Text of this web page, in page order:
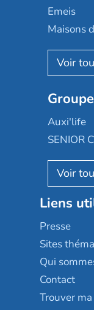
Domusvi
Happy
Aquarelia
Nexity
Les
Occitalia
Reseda
Stella
Les
Sérénys
Emeis
Maisons
Korian
Emera
Groupe
Le Noble
Almage
Résidalya
Groupe
Auxi'life
SENIOR
AGE
Liens
Presse
Sites
Qui
Contact
Trouver